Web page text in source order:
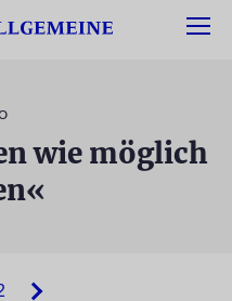
wie möglich